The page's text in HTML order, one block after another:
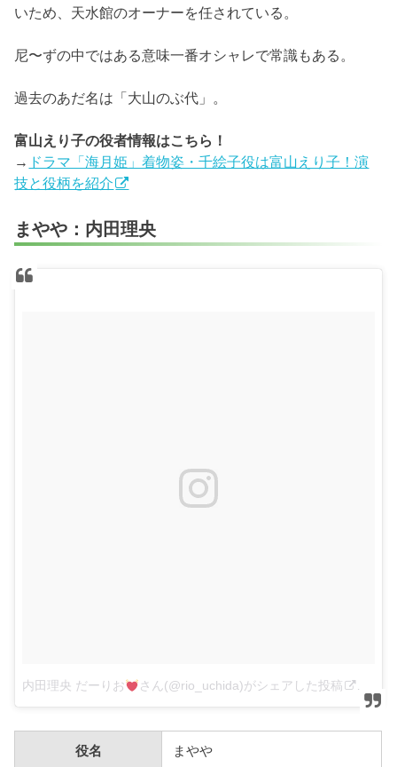
いため、天水館のオーナーを任されている。
尼〜ずの中ではある意味一番オシャレで常識もある。
過去のあだ名は「大山のぶ代」。
富山えり子の役者情報はこちら！
→ ドラマ「海月姫」着物姿・千絵子役は富山えり子！演
技と役柄を紹介
まやや：内田理央
内田理央 だーりお さん(@rio_uchida)がシェアした投稿
役名 まやや